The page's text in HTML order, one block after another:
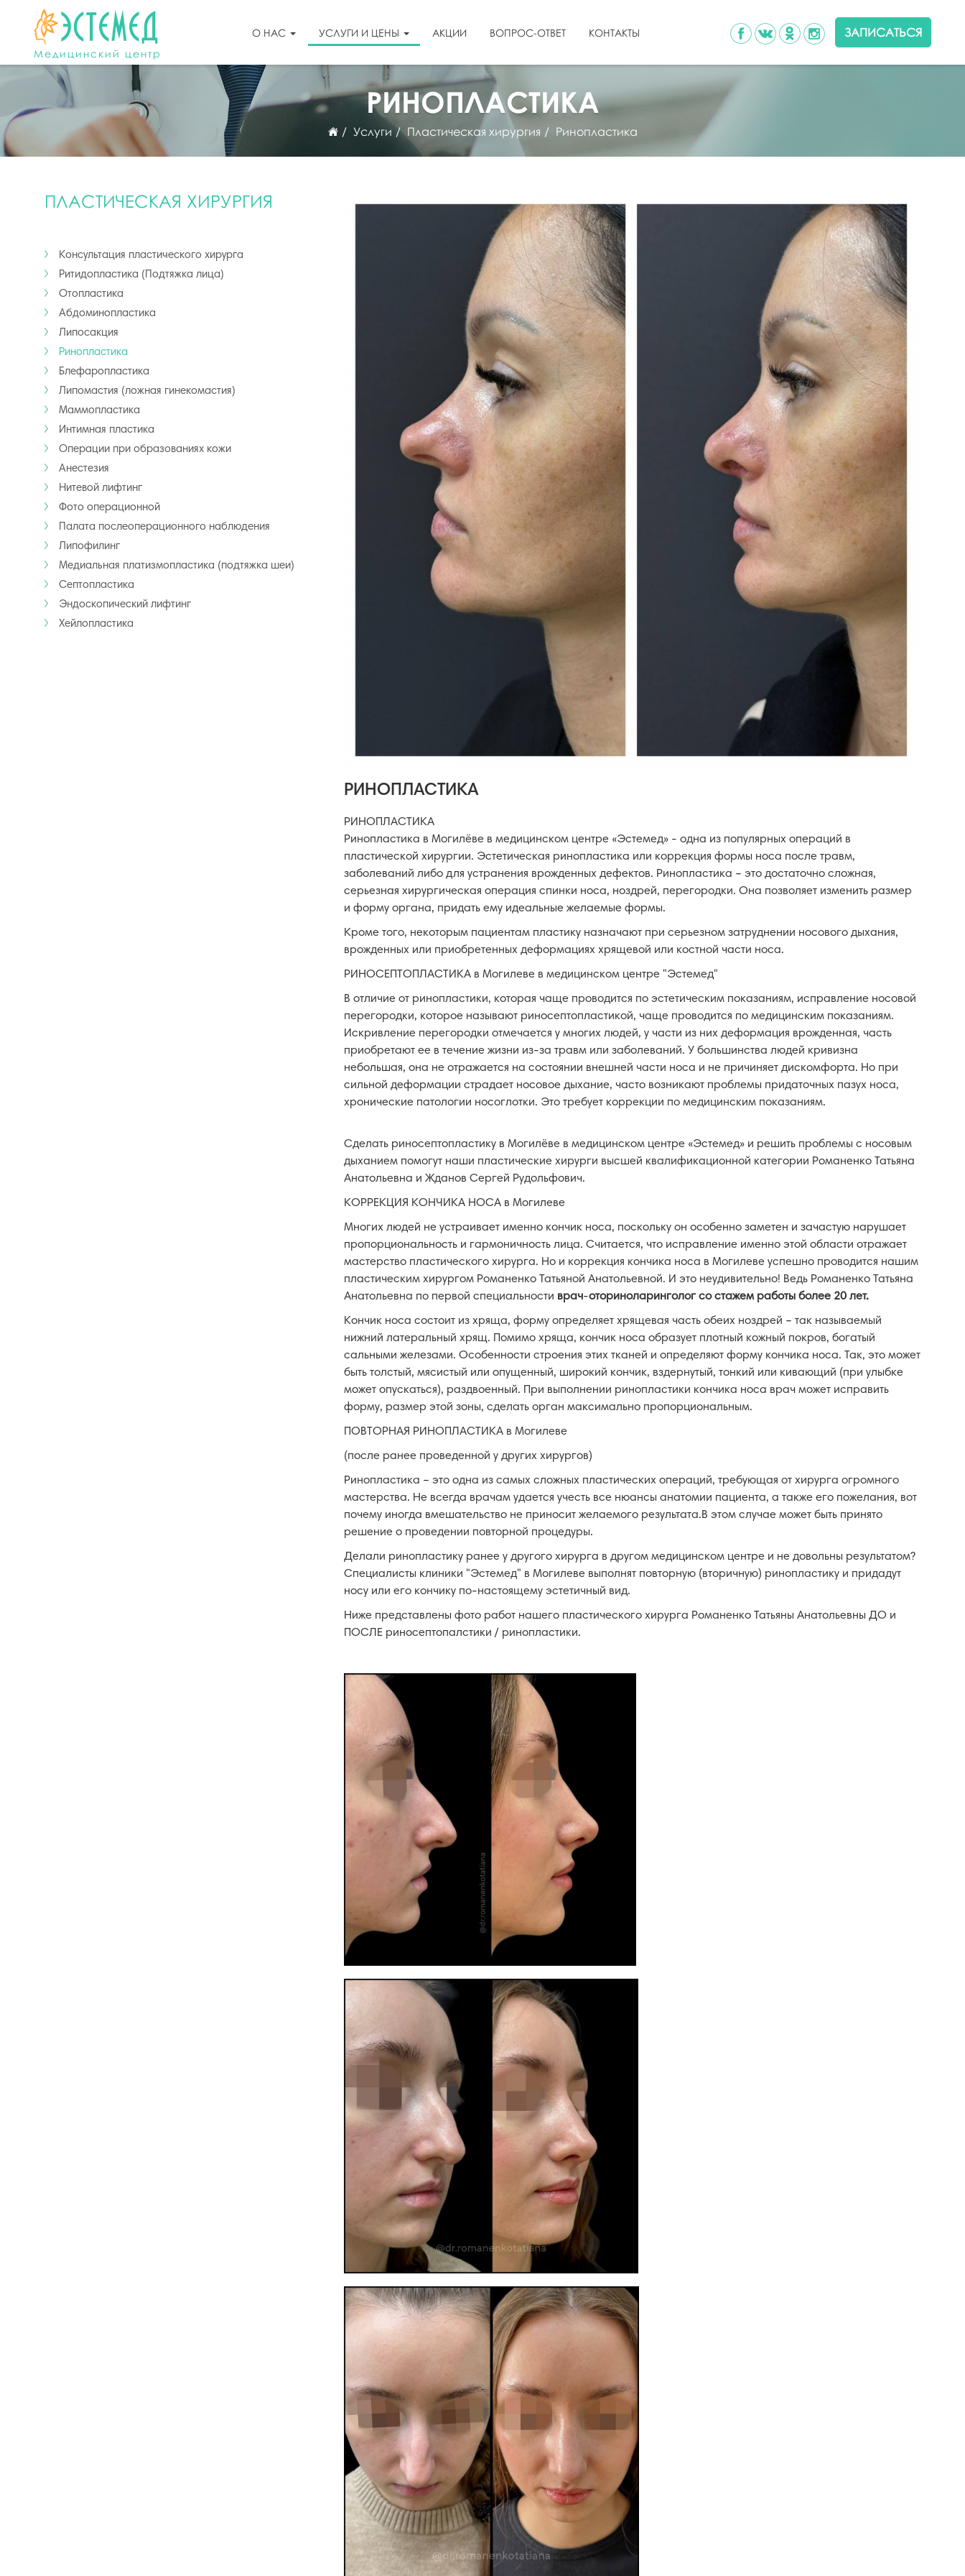
Медицинский центр
О НАС УСЛУГИ И ЦЕНЫ АКЦИИ ВОПРОС-ОТВЕТ КОНТАКТЫ ЗАПИСАТЬСЯ
РИНОПЛАСТИКА
Услуги Пластическая хирургия Ринопластика
РИНОПЛАСТИКА
РИНОПЛАСТИКА
Ринопластика в Могилёве в медицинском центре «Эстемед» - одна из популярных операций в
пластической хирургии. Эстетическая ринопластика или коррекция формы носа после травм,
заболеваний либо для устранения врожденных дефектов. Ринопластика – это достаточно сложная,
серьезная хирургическая операция спинки носа, ноздрей, перегородки. Она позволяет изменить размер
и форму органа, придать ему идеальные желаемые формы.
Кроме того, некоторым пациентам пластику назначают при серьезном затруднении носового дыхания,
врожденных или приобретенных деформациях хрящевой или костной части носа.
РИНОСЕПТОПЛАСТИКА в Могилеве в медицинском центре "Эстемед"
В отличие от ринопластики, которая чаще проводится по эстетическим показаниям, исправление носовой
перегородки, которое называют риносептопластикой, чаще проводится по медицинским показаниям.
Искривление перегородки отмечается у многих людей, у части из них деформация врожденная, часть
приобретают ее в течение жизни из-за травм или заболеваний. У большинства людей кривизна
небольшая, она не отражается на состоянии внешней части носа и не причиняет дискомфорта. Но при
сильной деформации страдает носовое дыхание, часто возникают проблемы придаточных пазух носа,
хронические патологии носоглотки. Это требует коррекции по медицинским показаниям.
Сделать риносептопластику в Могилёве в медицинском центре «Эстемед» и решить проблемы с носовым
дыханием помогут наши пластические хирурги высшей квалификационной категории Романенко Татьяна
Анатольевна и Жданов Сергей Рудольфович.
КОРРЕКЦИЯ КОНЧИКА НОСА в Могилеве
Многих людей не устраивает именно кончик носа, поскольку он особенно заметен и зачастую нарушает
пропорциональность и гармоничность лица. Считается, что исправление именно этой области отражает
мастерство пластического хирурга. Но и коррекция кончика носа в Могилеве успешно проводится нашим
пластическим хирургом Романенко Татьяной Анатольевной. И это неудивительно! Ведь Романенко Татьяна
Анатольевна по первой специальности врач-оториноларинголог со стажем работы более 20 лет.
Кончик носа состоит из хряща, форму определяет хрящевая часть обеих ноздрей – так называемый
нижний латеральный хрящ. Помимо хряща, кончик носа образует плотный кожный покров, богатый
сальными железами. Особенности строения этих тканей и определяют форму кончика носа. Так, это может
быть толстый, мясистый или опущенный, широкий кончик, вздернутый, тонкий или кивающий (при улыбке
может опускаться), раздвоенный. При выполнении ринопластики кончика носа врач может исправить
форму, размер этой зоны, сделать орган максимально пропорциональным.
ПОВТОРНАЯ РИНОПЛАСТИКА в Могилеве
(после ранее проведенной у других хирургов)
Ринопластика – это одна из самых сложных пластических операций, требующая от хирурга огромного
мастерства. Не всегда врачам удается учесть все нюансы анатомии пациента, а также его пожелания, вот
почему иногда вмешательство не приносит желаемого результата.В этом случае может быть принято
решение о проведении повторной процедуры.
Делали ринопластику ранее у другого хирурга в другом медицинском центре и не довольны результатом?
Специалисты клиники "Эстемед" в Могилеве выполнят повторную (вторичную) ринопластику и придадут
носу или его кончику по-настоящему эстетичный вид.
Ниже представлены фото работ нашего пластического хирурга Романенко Татьяны Анатольевны ДО и
ПОСЛЕ риносептопалстики / ринопластики.
ПЛАСТИЧЕСКАЯ ХИРУРГИЯ
Консультация пластического хирурга
Ритидопластика (Подтяжка лица)
Отопластика
Абдоминопластика
Липосакция
Ринопластика
Блефаропластика
Липомастия (ложная гинекомастия)
Маммопластика
Интимная пластика
Операции при образованиях кожи
Анестезия
Нитевой лифтинг
Фото операционной
Палата послеоперационного наблюдения
Липофилинг
Медиальная платизмопластика (подтяжка шеи)
Септопластика
Эндоскопический лифтинг
Хейлопластика